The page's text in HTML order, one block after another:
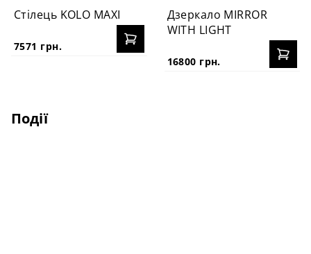
Стілець KOLO MAXI
7571 грн.
Дзеркало MIRROR
WITH LIGHT
16800 грн.
Події